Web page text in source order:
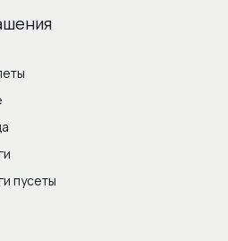
пусеты